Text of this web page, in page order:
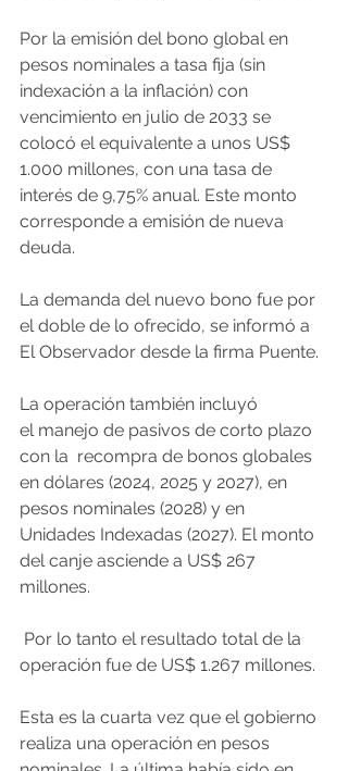
Por la emisión del bono global en
pesos nominales a tasa fija (sin
indexación a la inflación) con
vencimiento en julio de 2033 se
colocó el equivalente a unos US$
1.000 millones, con una tasa de
interés de 9,75% anual. Este monto
corresponde a emisión de nueva
deuda.
La demanda del nuevo bono fue por
el doble de lo ofrecido, se informó a
El Observador desde la firma Puente.
La operación también incluyó
el manejo de pasivos de corto plazo
con la  recompra de bonos globales
en dólares (2024, 2025 y 2027), en
pesos nominales (2028) y en
Unidades Indexadas (2027). El monto
del canje asciende a US$ 267
millones.
Por lo tanto el resultado total de la
operación fue de US$ 1.267 millones.
Esta es la cuarta vez que el gobierno
realiza una operación en pesos